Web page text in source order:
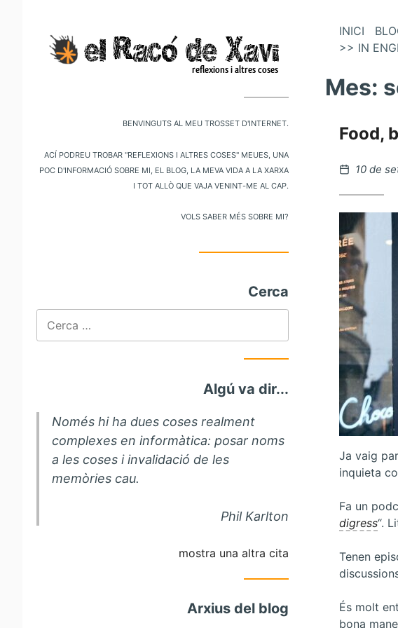
principal
Benvinguts al meu trosset d'internet.
Ací podreu trobar "reflexions i altres coses" meues, una
poc d'informació sobre mi, el blog, la meva vida a la xarxa
i tot allò que vaja venint-me al cap.
Vols saber més sobre mi?
Cerca
Algú va dir...
Només hi ha dues coses realment
complexes en informàtica: posar noms
a les coses i invalidació de les
memòries cau.
Phil Karlton
mostra una altra cita
Arxius del blog
VésINICI
>> IN
Mes:
Food,
Publicat
10 de
Ja vaig
inquieta
Fa un
digress“.
Tenen
És molt
bona